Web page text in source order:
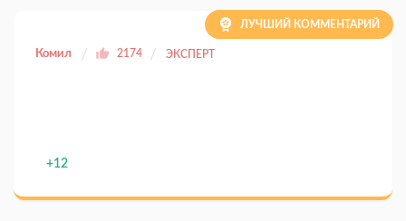
Комил 2174 ЭКСПЕРТ
ЛУЧШИЙ КОММЕНТАРИЙ
+12